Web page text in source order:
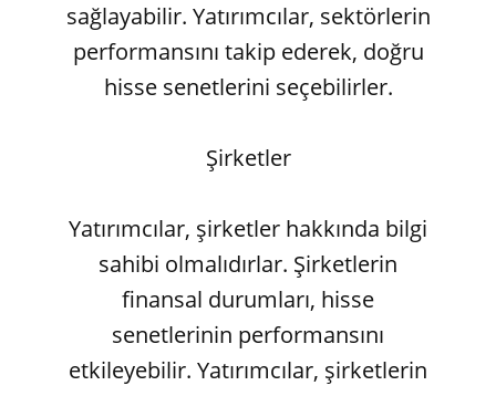
sağlayabilir. Yatırımcılar, sektörlerin
performansını takip ederek, doğru
hisse senetlerini seçebilirler.
Şirketler
Yatırımcılar, şirketler hakkında bilgi
sahibi olmalıdırlar. Şirketlerin
finansal durumları, hisse
senetlerinin performansını
etkileyebilir. Yatırımcılar, şirketlerin